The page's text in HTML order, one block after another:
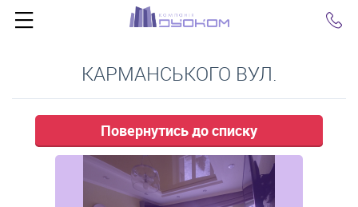
КАРМАНСЬКОГО ВУЛ.
Повернутись до списку